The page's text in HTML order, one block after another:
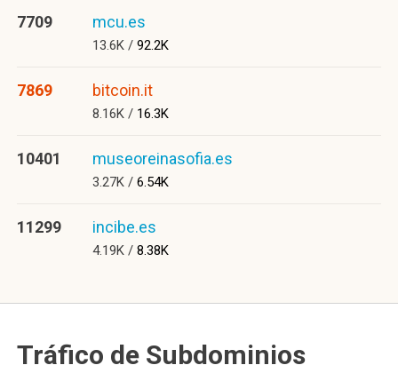
7709 mcu.es
13.6K / 92.2K
7869 bitcoin.it
8.16K / 16.3K
10401 museoreinasofia.es
3.27K / 6.54K
11299 incibe.es
4.19K / 8.38K
Tráfico de Subdominios